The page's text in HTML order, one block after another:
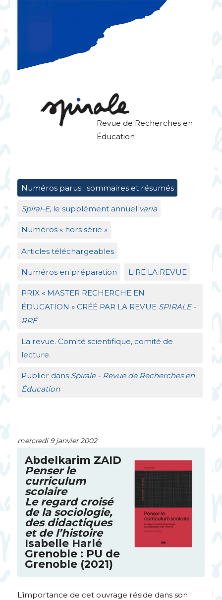
Revue de Recherches en
Éducation
Numéros parus : sommaires et résumés
Spiral-E, le supplément annuel varia
Numéros « hors série »
Articles téléchargeables
Numéros en préparation LIRE LA REVUE
PRIX« MASTER RECHERCHE EN
ÉDUCATION » CRÉÉ PAR LA REVUE SPIRALE-
RRÉ
La revue. Comité scientifique, comité de
lecture.
Publier dans Spirale - Revue de Recherches en
Éducation
mercredi 9 janvier 2002
Abdelkarim ZAID
Penser le
curriculum
scolaire
Le regard croisé
de la sociologie,
des didactiques
et de l’histoire
Isabelle Harlé
Grenoble : PU de
Grenoble (2021)
L’importance de cet ouvrage réside dans son